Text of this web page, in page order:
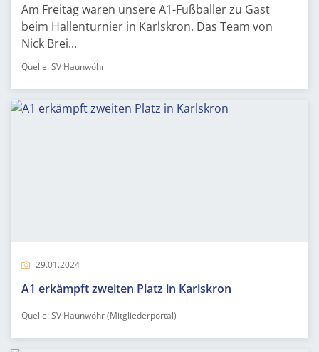
Am Freitag waren unsere A1-Fußballer zu Gast
beim Hallenturnier in Karlskron. Das Team von
Nick Brei...
Quelle: SV Haunwöhr
29.01.2024
A1 erkämpft zweiten Platz in Karlskron
Quelle: SV Haunwöhr (Mitgliederportal)